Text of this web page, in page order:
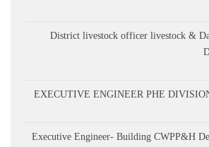
District livestock officer livestock &
EXECUTIVE ENGINEER PHE
Executive Engineer- Building CWPP&H